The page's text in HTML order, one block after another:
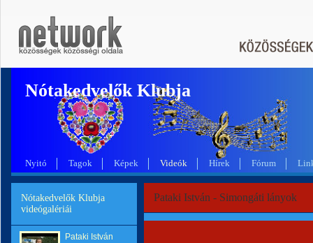
Nótakedvelők Klubja
Nyitó Tagok Képek Videók Hírek Fórum
Nótakedvelők Klubja
videógalériái
Pataki István
Pataki István - Simongáti lányok